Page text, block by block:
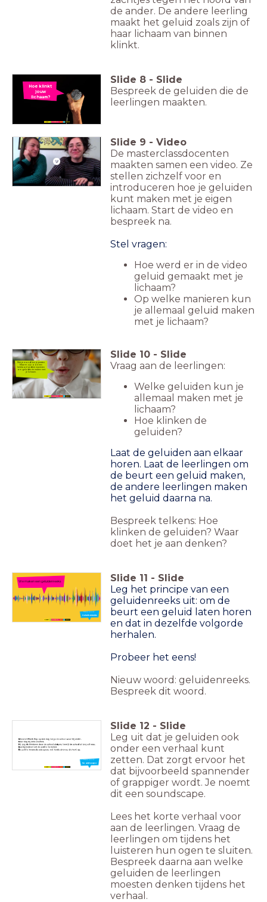
de ander. De andere leerling
maakt het geluid zoals zijn of
haar lichaam van binnen
klinkt.
Hoe klinkt
jouw
lichaam?
Slide 8 - Slide
Bespreek de geluiden die de
leerlingen maakten.
Slide 9 - Video
De masterclassdocenten
maakten samen een video. Ze
stellen zichzelf voor en
introduceren hoe je geluiden
kunt maken met je eigen
lichaam. Start de video en
bespreek na.
Stel vragen:
Hoe werd er in de video
geluid gemaakt met je
lichaam?
Op welke manieren kun
je allemaal geluid maken
met je lichaam?
Met je mond kun je praten.
Maar er zijn ook een
heleboel andere manieren
om geluiden te maken met
je lichaam.
Slide 10 - Slide
Vraag aan de leerlingen:
Welke geluiden kun je
allemaal maken met je
lichaam?
Hoe klinken de
geluiden?
Laat de geluiden aan elkaar
horen. Laat de leerlingen om
de beurt een geluid maken,
de andere leerlingen maken
het geluid daarna na.
Bespreek telkens: Hoe
klinken de geluiden? Waar
doet het je aan denken?
Geluidenreeks
Nieuw woord:
We maken een geluidenreeks Slide 11 - Slide
Leg het principe van een
geluidenreeks uit: om de
beurt een geluid laten horen
en dat in dezelfde volgorde
herhalen.
Probeer het eens!
Nieuw woord: geluidenreeks.
Bespreek dit woord.
Nieuw woord:
Soundscape
Slide 12 - Slide
Leg uit dat je geluiden ook
onder een verhaal kunt
zetten. Dat zorgt ervoor het
dat bijvoorbeeld spannender
of grappiger wordt. Je noemt
dit een soundscape.
Lees het korte verhaal voor
aan de leerlingen. Vraag de
leerlingen om tijdens het
luisteren hun ogen te sluiten.
Bespreek daarna aan welke
geluiden de leerlingen
moesten denken tijdens het
verhaal.